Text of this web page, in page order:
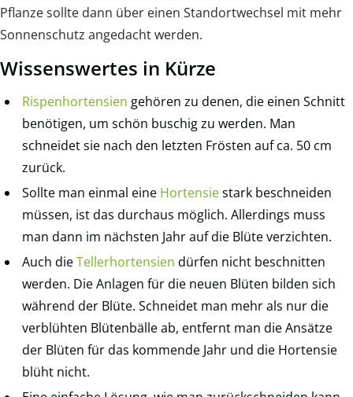
Pflanze sollte dann über einen Standortwechsel mit mehr
Sonnenschutz angedacht werden.
Wissenswertes in Kürze
Rispenhortensien gehören zu denen, die einen Schnitt
benötigen, um schön buschig zu werden. Man
schneidet sie nach den letzten Frösten auf ca. 50 cm
zurück.
Sollte man einmal eine Hortensiestark beschneiden
müssen, ist das durchaus möglich. Allerdings muss
man dann im nächsten Jahr auf die Blüte verzichten.
Auch dieTellerhortensien dürfen nicht beschnitten
werden. Die Anlagen für die neuen Blüten bilden sich
während der Blüte. Schneidet man mehr als nur die
verblühten Blütenbälle ab, entfernt man die Ansätze
der Blüten für das kommende Jahr und die Hortensie
blüht nicht.